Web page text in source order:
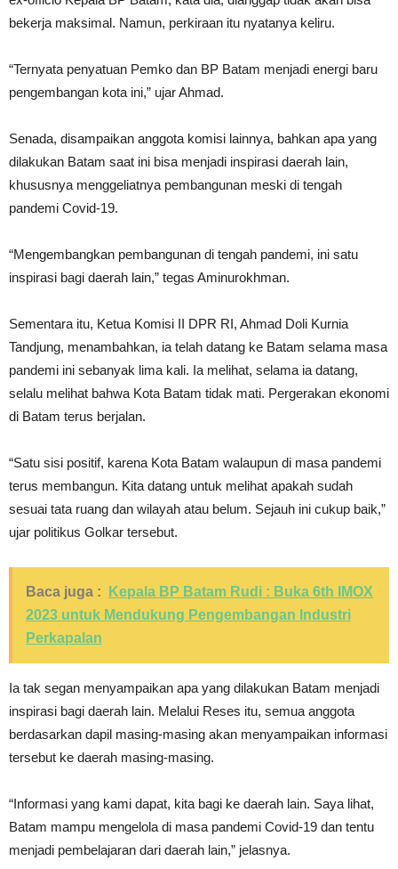
bekerja maksimal. Namun, perkiraan itu nyatanya keliru.
“Ternyata penyatuan Pemko dan BP Batam menjadi energi baru
pengembangan kota ini,” ujar Ahmad.
Senada, disampaikan anggota komisi lainnya, bahkan apa yang
dilakukan Batam saat ini bisa menjadi inspirasi daerah lain,
khususnya menggeliatnya pembangunan meski di tengah
pandemi Covid-19.
“Mengembangkan pembangunan di tengah pandemi, ini satu
inspirasi bagi daerah lain,” tegas Aminurokhman.
Sementara itu, Ketua Komisi II DPR RI, Ahmad Doli Kurnia
Tandjung, menambahkan, ia telah datang ke Batam selama masa
pandemi ini sebanyak lima kali. Ia melihat, selama ia datang,
selalu melihat bahwa Kota Batam tidak mati. Pergerakan ekonomi
di Batam terus berjalan.
“Satu sisi positif, karena Kota Batam walaupun di masa pandemi
terus membangun. Kita datang untuk melihat apakah sudah
sesuai tata ruang dan wilayah atau belum. Sejauh ini cukup baik,”
ujar politikus Golkar tersebut.
Baca juga :
Kepala BP Batam Rudi : Buka 6th IMOX
2023 untuk Mendukung Pengembangan Industri
Perkapalan
Ia tak segan menyampaikan apa yang dilakukan Batam menjadi
inspirasi bagi daerah lain. Melalui Reses itu, semua anggota
berdasarkan dapil masing-masing akan menyampaikan informasi
tersebut ke daerah masing-masing.
“Informasi yang kami dapat, kita bagi ke daerah lain. Saya lihat,
Batam mampu mengelola di masa pandemi Covid-19 dan tentu
menjadi pembelajaran dari daerah lain,” jelasnya.